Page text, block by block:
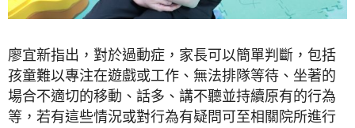
廖宜新指出，對於過動症，家長可以簡單判斷，包括
孩童難以專注在遊戲或工作、無法排隊等待、坐著的
場合不適切的移動、話多、講不聽並持續原有的行為
等，若有這些情況或對行為有疑問可至相關院所進行